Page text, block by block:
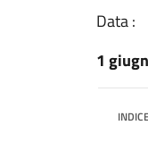
Data :
1